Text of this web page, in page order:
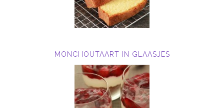
MONCHOUTAART IN GLAASJES